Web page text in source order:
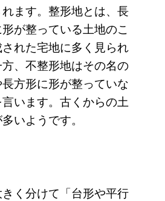
ます。整形地とは、長
が整っている土地のこ
れた宅地に多く見られ
、不整形地はその名の
方形に形が整っていな
います。古くからの土
いようです。
く分けて「台形や平行